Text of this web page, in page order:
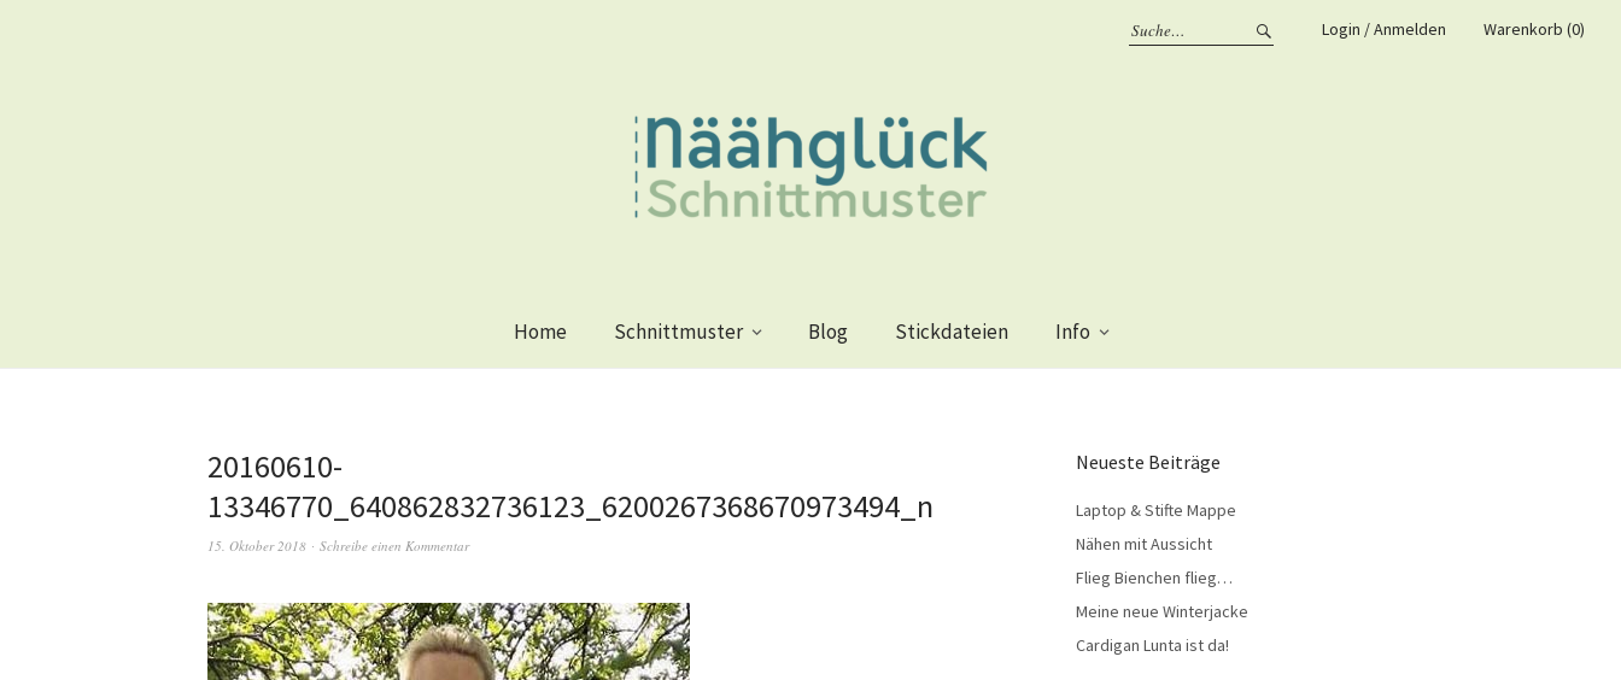
Login / Anmelden Warenkorb (0)
Home Schnittmuster Blog Stickdateien Info
20160610-
13346770_640862832736123_6200267368670973494_n
15. Oktober 2018 Schreibe einen Kommentar
Neueste Beiträge
Laptop & Stifte Mappe
Nähen mit Aussicht
Flieg Bienchen flieg…
Meine neue Winterjacke
Cardigan Lunta ist da!